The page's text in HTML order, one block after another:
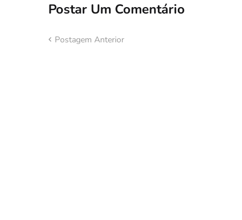
Postar Um Comentário
Postagem Anterior